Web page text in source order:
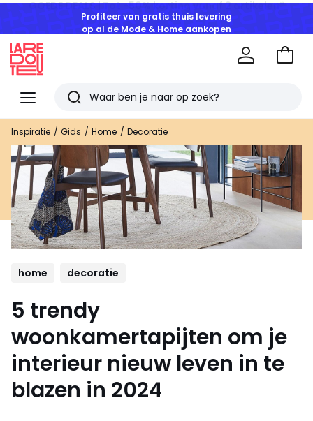
Profiteer van gratis thuis levering
op al de Mode & Home aankopen
Menu
Redoute
Zoeken
Laatst
bekeken
artikelen
Naar
Inspiratie Gids Home Decoratie
home decoratie
5 trendy
woonkamertapijten om je
interieur nieuw leven in te
blazen in 2024